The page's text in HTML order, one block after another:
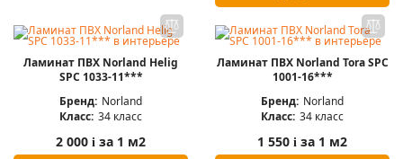
Ламинат ПВХ Norland Helig
SPC 1033-11***
Бренд: Norland
Класс: 34 класс
2 000 i за 1 м2
Ламинат ПВХ Norland Tora SPC
1001-16***
Бренд: Norland
Класс: 34 класс
1 550 i за 1 м2